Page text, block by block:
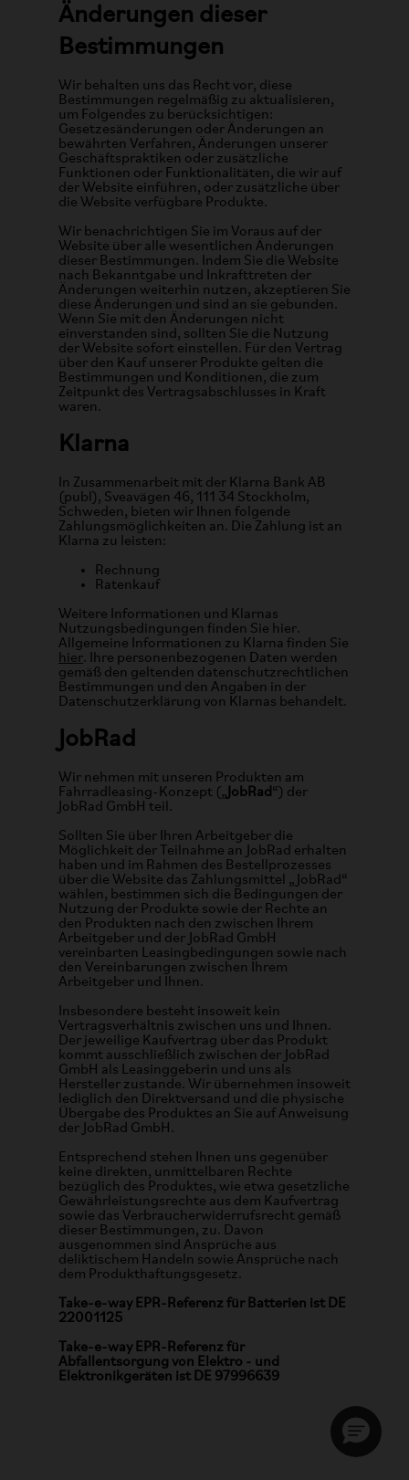
Änderungen dieser
Bestimmungen
Wir behalten uns das Recht vor, diese
Bestimmungen regelmäßig zu aktualisieren,
um Folgendes zu berücksichtigen:
Gesetzesänderungen oder Änderungen an
bewährten Verfahren, Änderungen unserer
Geschäftspraktiken oder zusätzliche
Funktionen oder Funktionalitäten, die wir auf
der Website einführen, oder zusätzliche über
die Website verfügbare Produkte.
Wir benachrichtigen Sie im Voraus auf der
Website über alle wesentlichen Änderungen
dieser Bestimmungen. Indem Sie die Website
nach Bekanntgabe und Inkrafttreten der
Änderungen weiterhin nutzen, akzeptieren Sie
diese Änderungen und sind an sie gebunden.
Wenn Sie mit den Änderungen nicht
einverstanden sind, sollten Sie die Nutzung
der Website sofort einstellen. Für den Vertrag
über den Kauf unserer Produkte gelten die
Bestimmungen und Konditionen, die zum
Zeitpunkt des Vertragsabschlusses in Kraft
waren.
Klarna
In Zusammenarbeit mit der Klarna Bank AB
(publ), Sveavägen 46, 111 34 Stockholm,
Schweden, bieten wir Ihnen folgende
Zahlungsmöglichkeiten an. Die Zahlung ist an
Klarna zu leisten:
Rechnung
Ratenkauf
Weitere Informationen und Klarnas
Nutzungsbedingungen finden Sie hier.
Allgemeine Informationen zu Klarna finden Sie
hier. Ihre personenbezogenen Daten werden
gemäß den geltenden datenschutzrechtlichen
Bestimmungen und den Angaben in der
Datenschutzerklärung von Klarnas behandelt.
JobRad
Wir nehmen mit unseren Produkten am
Fahrradleasing-Konzept („ JobRad“) der
JobRad GmbH teil.
Sollten Sie über Ihren Arbeitgeber die
Möglichkeit der Teilnahme an JobRad erhalten
haben und im Rahmen des Bestellprozesses
über die Website das Zahlungsmittel „JobRad“
wählen, bestimmen sich die Bedingungen der
Nutzung der Produkte sowie der Rechte an
den Produkten nach den zwischen Ihrem
Arbeitgeber und der JobRad GmbH
vereinbarten Leasingbedingungen sowie nach
den Vereinbarungen zwischen Ihrem
Arbeitgeber und Ihnen.
Insbesondere besteht insoweit kein
Vertragsverhältnis zwischen uns und Ihnen.
Der jeweilige Kaufvertrag über das Produkt
kommt ausschließlich zwischen der JobRad
GmbH als Leasinggeberin und uns als
Hersteller zustande. Wir übernehmen insoweit
lediglich den Direktversand und die physische
Übergabe des Produktes an Sie auf Anweisung
der JobRad GmbH.
Entsprechend stehen Ihnen uns gegenüber
keine direkten, unmittelbaren Rechte
bezüglich des Produktes, wie etwa gesetzliche
Gewährleistungsrechte aus dem Kaufvertrag
sowie das Verbraucherwiderrufsrecht gemäß
dieser Bestimmungen, zu. Davon
ausgenommen sind Ansprüche aus
deliktischem Handeln sowie Ansprüche nach
dem Produkthaftungsgesetz.
Take-e-way EPR-Referenz für Batterien ist DE
22001125
Take-e-way EPR-Referenz für
Abfallentsorgung von Elektro - und
Elektronikgeräten ist DE 97996639